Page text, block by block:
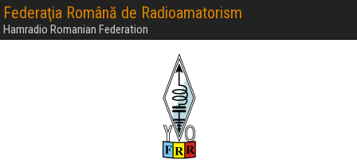
Federaţia Română de Radioamatorism
Hamradio Romanian Federation